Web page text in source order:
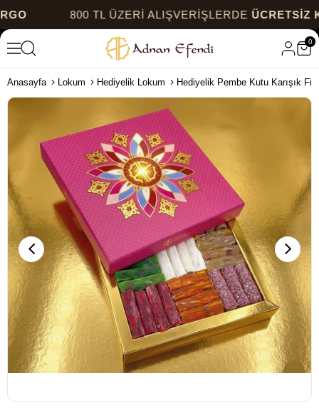
800 TL ÜZERİ ALIŞVERİŞLERDEÜCRETSİZ KARGO
0
Anasayfa Lokum Hediyelik Lokum Hediyelik Pembe Kutu Karışık